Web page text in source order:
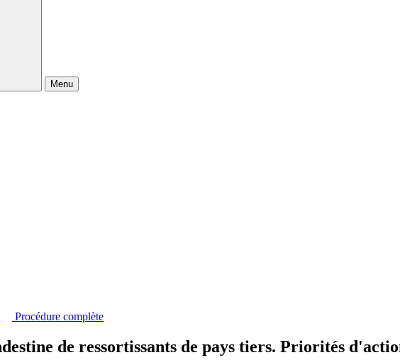
Menu
Procédure complète
de ressortissants de pays tiers. Priorités